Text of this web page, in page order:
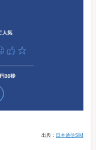
出典： 日本通信SIM